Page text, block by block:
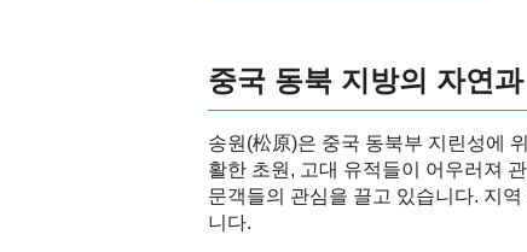
중국 동북 지방의 자연
송원(松原)은 중국 동북부 지린성에
활한 초원, 고대 유적들이 어우러져
문객들의 관심을 끌고 있습니다. 지
니다.